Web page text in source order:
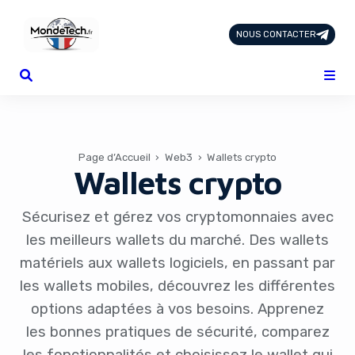
NOUS CONTACTER
Page d’Accueil › Web3 › Wallets crypto
Wallets crypto
Sécurisez et gérez vos cryptomonnaies avec
les meilleurs wallets du marché. Des wallets
matériels aux wallets logiciels, en passant par
les wallets mobiles, découvrez les différentes
options adaptées à vos besoins. Apprenez
les bonnes pratiques de sécurité, comparez
Add-ons
Design & Créativité
E-commerce
Famille
Finance
Lifestyle
Marketing & Ventes
Plateformes
Produits physiques
Santé et Forme